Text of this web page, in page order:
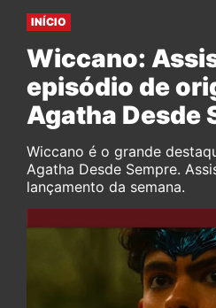
INÍCIO
Wiccano:
episódio de
Agatha Desde
Wiccano é o grande
Agatha Desde Sempre.
lançamento da semana.